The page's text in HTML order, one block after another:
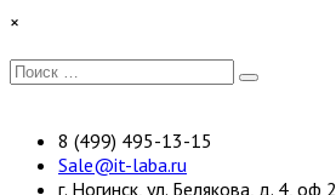
Перейти
содержимому
×
Искать:
Поиск
8 (499) 495-13-15
Sale@it-laba.ru
г. Ногинск, ул. Белякова, д. 4, оф 2